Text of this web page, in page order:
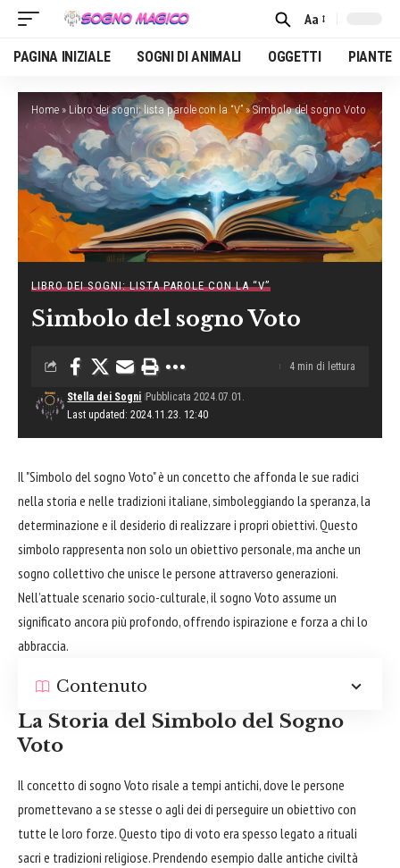
Font
Resizer
Aa
PAGINA INIZIALE SOGNI DI ANIMALI OGGETTI PIANTE
Home » Libro dei sogni: lista parole con la “V”»Simbolo del sogno Voto
LIBRO DEI SOGNI: LISTA PAROLE CON LA “V”
Simbolo del sogno Voto
Last updated: 2024.11.23. 12:40
Stella dei Sogni Pubblicata 2024.07.01.
4 min di lettura
Il "Simbolo del sogno Voto" è un concetto che affonda le sue radici
nella storia e nelle tradizioni italiane, simboleggiando la speranza, la
determinazione e il desiderio di realizzare i propri obiettivi. Questo
simbolo rappresenta non solo un obiettivo personale, ma anche un
sogno collettivo che unisce le persone attraverso generazioni.
Nell’attuale scenario socio-culturale, il sogno Voto assume un
significato ancora più profondo, offrendo ispirazione e forza a chi lo
abbraccia.
Contenuto
La Storia del Simbolo del Sogno
Voto
Il concetto di sogno Voto risale a tempi antichi, dove le persone
promettevano a se stesse o agli dei di perseguire un obiettivo con
tutte le loro forze. Questo tipo di voto era spesso legato a rituali
sacri e tradizioni religiose. Prendendo esempio dalle antiche civiltà